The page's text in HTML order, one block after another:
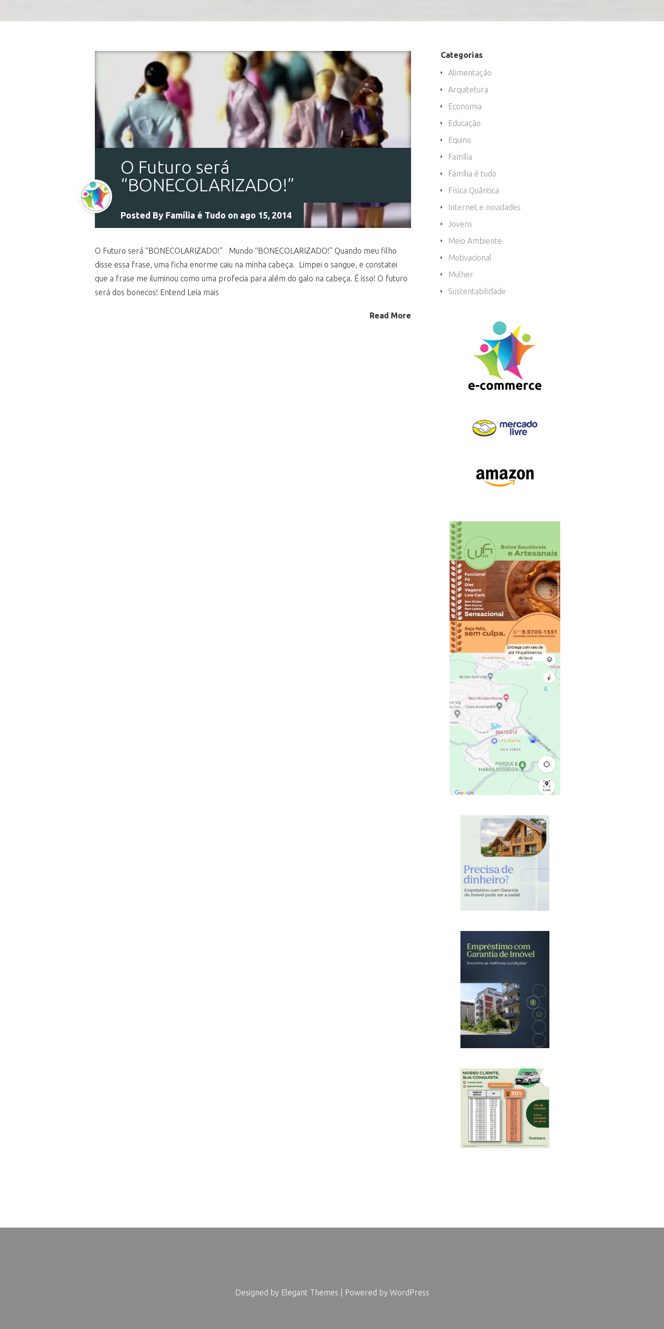
O Futuro será
“BONECOLARIZADO!”
Posted By Família é Tudo on ago 15, 2014
O Futuro será “BONECOLARIZADO!” Mundo “BONECOLARIZADO!” Quando meu filho
disse essa frase, uma ficha enorme caiu na minha cabeça. Limpei o sangue, e constatei
que a frase me iluminou como uma profecia para além do galo na cabeça. É isso! O futuro
será dos bonecos! Entend Leia mais
Read More
Categorias
Alimentação
Arquitetura
Economia
Educação
Equino
Família
Família é tudo
Física Quântica
Internet e novidades
Jovens
Meio Ambiente
Motivacional
Mulher
Sustentabilidade
Designed by Elegant Themes | Powered by WordPress